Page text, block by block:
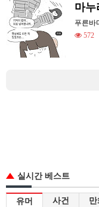
마누
푸른바
572
실시간 베스트
유머 사건